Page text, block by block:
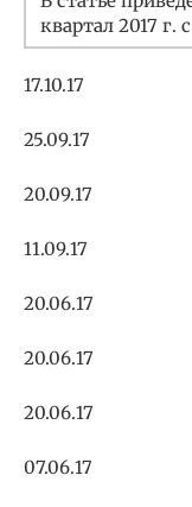
квартал 2017 г.
17.10.17
25.09.17
20.09.17
11.09.17
20.06.17
20.06.17
20.06.17
07.06.17